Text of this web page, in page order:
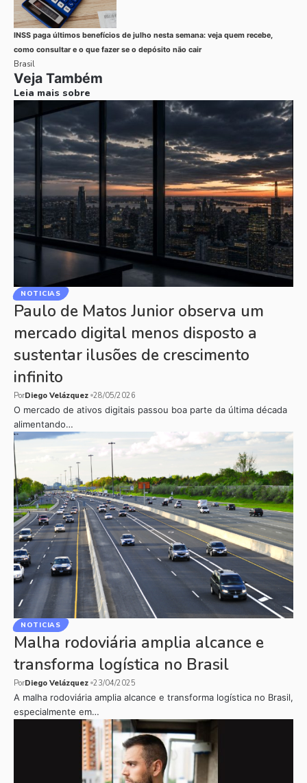
INSS paga últimos benefícios de julho nesta semana: veja quem recebe,
como consultar e o que fazer se o depósito não cair
Brasil
Veja Também
Leia mais sobre
NOTICIAS
Paulo de Matos Junior observa um
mercado digital menos disposto a
sustentar ilusões de crescimento
infinito
PorDiego Velázquez 28/05/2026
O mercado de ativos digitais passou boa parte da última década
alimentando…
NOTICIAS
Malha rodoviária amplia alcance e
transforma logística no Brasil
PorDiego Velázquez 23/04/2025
A malha rodoviária amplia alcance e transforma logística no Brasil,
especialmente em…